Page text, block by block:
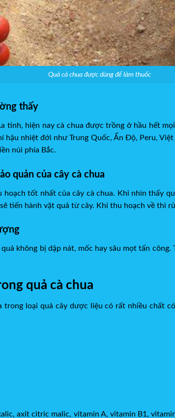
Quả cà chua được dùng để làm thuốc
thấy
tinh, hiện nay cà chua được trồng ở hầu hết
nhiệt đới như Trung Quốc, Ấn Độ, Peru,
núi phía Bắc.
quản của cây cà chua
tốt nhất của cây cà chua. Khi nhìn thấy
tiến hành vặt quả từ cây. Khi thu hoạch về thì
không bị dập nát, mốc hay sâu mọt tấn
quả cà chua
trong loại quả cây dược liệu có rất nhiều chất
axit citric malic, vitamin A, vitamin B1,